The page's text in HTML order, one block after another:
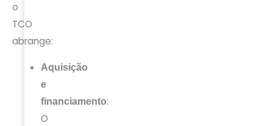
o
TCO
abrange:
Aquisição
e
financiamento:
O